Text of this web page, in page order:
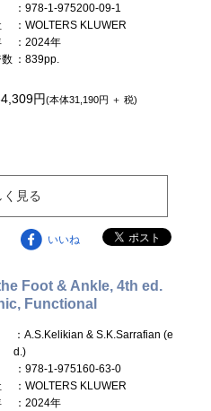
：978-1-975200-09-1
：WOLTERS KLUWER
：2024年
：839pp.
円(本体31,190円 ＋ 税)
く見る
いいね
Foot & Ankle, 4th ed.
Functional
：A.S.Kelikian & S.K.Sarrafian (e
d.)
：978-1-975160-63-0
：WOLTERS KLUWER
：2024年